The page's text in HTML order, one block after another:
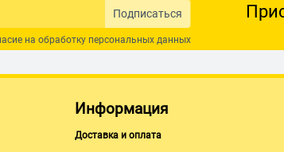
Подписаться
на обработку персональных данных
Информация
Доставка и оплата